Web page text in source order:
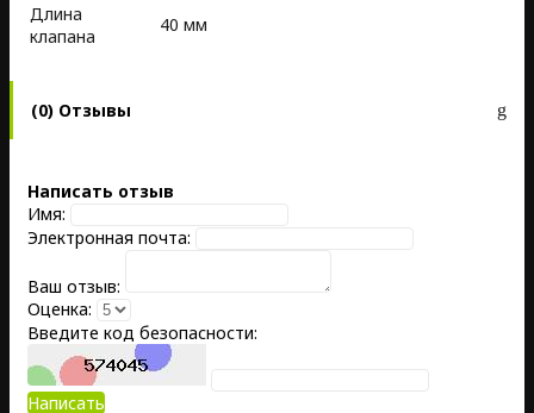
Длина
клапана
40 мм
(0) Отзывы
Написать отзыв
Имя:
Электронная почта:
Ваш отзыв:
Оценка:
Введите код безопасности:
Написать